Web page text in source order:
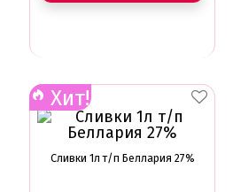
Хит!
Сливки 1л т/п Беллария 27%